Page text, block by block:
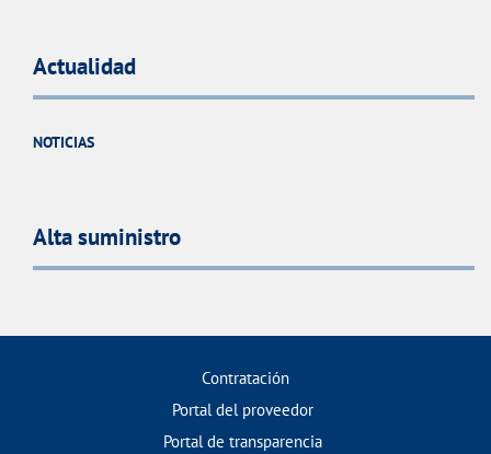
Actualidad
NOTICIAS
Alta suministro
Contratación
Portal del proveedor
Portal de transparencia